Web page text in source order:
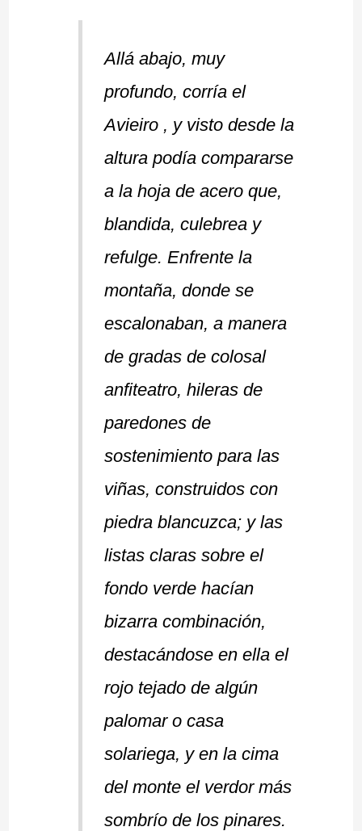
Allá abajo, muy
profundo, corría el
Avieiro , y visto desde la
altura podía compararse
a la hoja de acero que,
blandida, culebrea y
refulge. Enfrente la
montaña, donde se
escalonaban, a manera
de gradas de colosal
anfiteatro, hileras de
paredones de
sostenimiento para las
viñas, construidos con
piedra blancuzca; y las
listas claras sobre el
fondo verde hacían
bizarra combinación,
destacándose en ella el
rojo tejado de algún
palomar o casa
solariega, y en la cima
del monte el verdor más
sombrío de los pinares.